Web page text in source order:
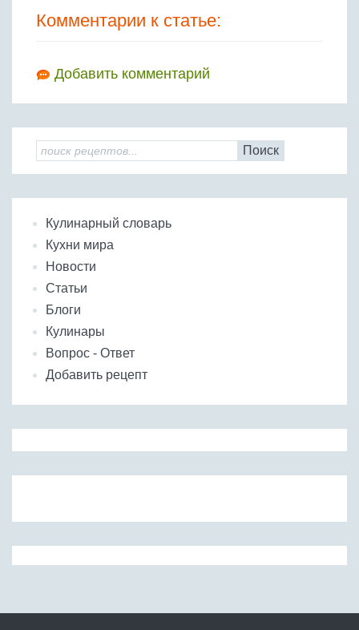
Комментарии к статье:
Добавить комментарий
Поиск
Кулинарный словарь
Кухни мира
Новости
Статьи
Блоги
Кулинары
Вопрос - Ответ
Добавить рецепт